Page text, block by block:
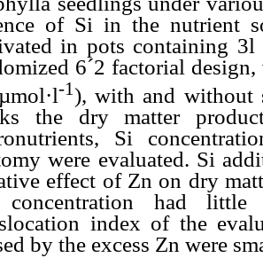
of Si in the nutrient
in pots containing
6´2 factorial
-1), with and without
the dry matter
Si
were evaluated. Si
effect of Zn on dry
had
index of the
by the excess Zn were